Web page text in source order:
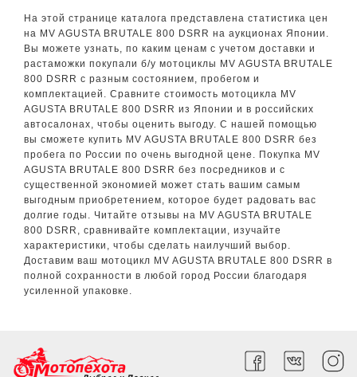
На этой странице каталога представлена статистика цен
на MV AGUSTA BRUTALE 800 DSRR на аукционах Японии.
Вы можете узнать, по каким ценам с учетом доставки и
растаможки покупали б/у мотоциклы MV AGUSTA BRUTALE
800 DSRR с разным состоянием, пробегом и
комплектацией. Сравните стоимость мотоцикла MV
AGUSTA BRUTALE 800 DSRR из Японии и в российских
автосалонах, чтобы оценить выгоду. С нашей помощью
вы сможете купить MV AGUSTA BRUTALE 800 DSRR без
пробега по России по очень выгодной цене. Покупка MV
AGUSTA BRUTALE 800 DSRR без посредников и с
существенной экономией может стать вашим самым
выгодным приобретением, которое будет радовать вас
долгие годы. Читайте отзывы на MV AGUSTA BRUTALE
800 DSRR, сравнивайте комплектации, изучайте
характеристики, чтобы сделать наилучший выбор.
Доставим ваш мотоцикл MV AGUSTA BRUTALE 800 DSRR в
полной сохранности в любой город России благодаря
усиленной упаковке.